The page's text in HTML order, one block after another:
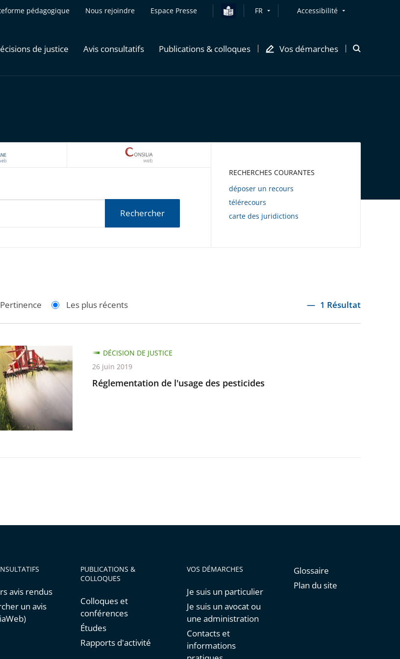
pédagogique Nous rejoindre Espace Presse FR Accessibilité
de justice Avis consultatifs Publications & colloques Vos démarches
Ouvrir
ARIANEWEB
Rechercher
RECHERCHES COURANTES
déposer un recours
télérecours
carte des juridictions
Pertinence Les plus récents 1 Résultat
Réglementation de l'usage des pesticides
DÉCISION DE JUSTICE
26 juin 2019
avis rendus
un avis
PUBLICATIONS &
COLLOQUES
Colloques et
conférences
Études
Rapports d'activité
VOS DÉMARCHES
Je suis un particulier
Je suis un avocat ou
une administration
Contacts et
informations
Glossaire
Plan du site